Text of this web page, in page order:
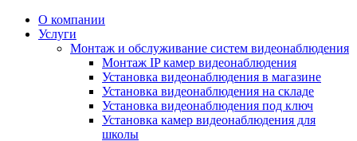
О компании
Услуги
Монтаж и обслуживание систем видеонаблюдения
Монтаж IP камер видеонаблюдения
Установка видеонаблюдения в магазине
Установка видеонаблюдения на складе
Установка видеонаблюдения под ключ
Установка камер видеонаблюдения для
школы